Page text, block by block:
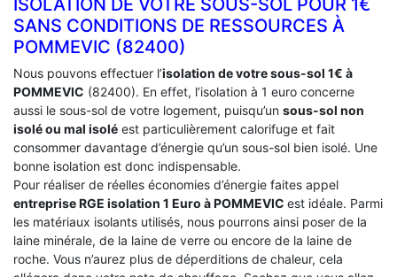
SANS CONDITIONS DE RESSOURCES À
‎POMMEVIC (82400)
Nous pouvons effectuer l’isolation de votre sous-sol 1€ à
POMMEVIC (82400). En effet, l’isolation à 1 euro concerne
aussi le sous-sol de votre logement, puisqu’un sous-sol non
isolé ou mal isolé est particulièrement calorifuge et fait
consommer davantage d’énergie qu’un sous-sol bien isolé. Une
bonne isolation est donc indispensable.
Pour réaliser de réelles économies d’énergie faites appel
entreprise RGE isolation 1 Euro à POMMEVIC est idéale. Parmi
les matériaux isolants utilisés, nous pourrons ainsi poser de la
laine minérale, de la laine de verre ou encore de la laine de
roche. Vous n’aurez plus de déperditions de chaleur, cela